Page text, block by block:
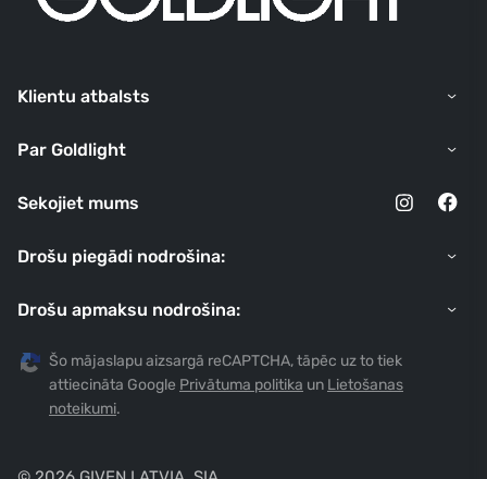
Klientu atbalsts
Par Goldlight
Sekojiet mums
Drošu piegādi nodrošina:
Drošu apmaksu nodrošina:
Šo mājaslapu aizsargā reCAPTCHA, tāpēc uz to tiek
attiecināta Google Privātuma politika un Lietošanas
noteikumi.